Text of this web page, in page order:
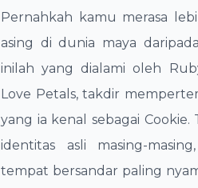
​Pernahkah kamu merasa
asing di dunia maya
inilah yang dialami oleh
Love Petals, takdir
yang ia kenal sebagai
identitas asli masing-
tempat bersandar paling